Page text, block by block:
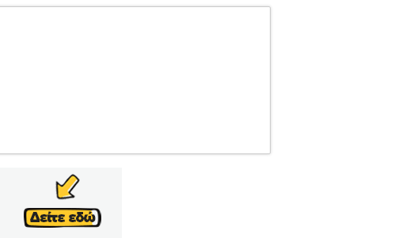
παπούτσι HEAD σχεδιασμένο αποκλειστικά
PRO PADEL προσφέρει κίνηση 360o προς κάθε
να προσθέτει περιττό βάρος. Ένα βελτιωμένο μοτίβο
στα γήπεδα του Παγκοσμίου Τουρνουά Padel
ελαστική εσωτερική επένδυση ενώ η ενδιάμεση σόλα